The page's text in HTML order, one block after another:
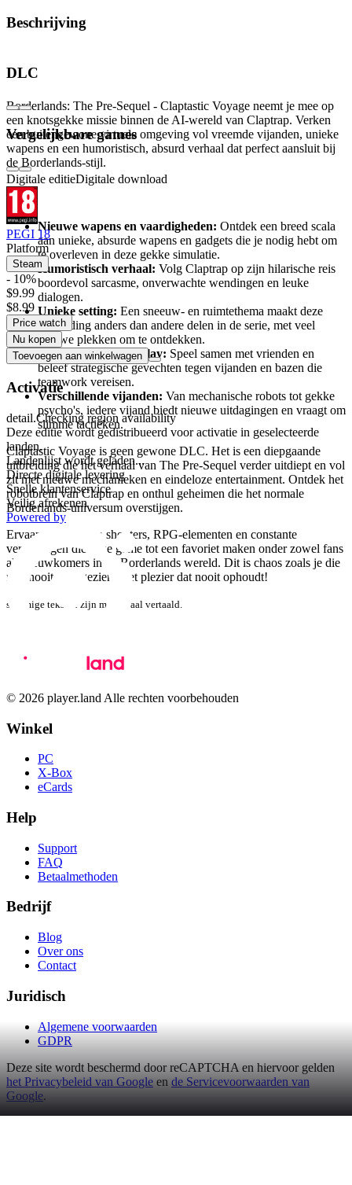
Beschrijving
avontuur!
Borderlands: The Pre-Sequel - Claptastic Voyage neemt je mee op
een knotsgekke missie binnen de AI-wereld van Claptrap. Verken
een buitengewone virtuele omgeving vol vreemde vijanden, unieke
wapens en een humoristisch, absurd verhaal dat perfect aansluit bij
de Borderlands-stijl.
Belangrijkste kenmerken:
Nieuwe wapens en vaardigheden: Ontdek een breed scala
aan unieke, absurde wapens en gadgets die je nodig hebt om
te overleven in deze gekke simulatie.
Humoristisch verhaal: Volg Claptrap op zijn hilarische reis
boordevol sarcasme, onverwachte wendingen en leuke
dialogen.
Unieke setting: Een sneeuw- en ruimtethema maakt deze
uitbreiding anders dan andere delen in de serie, met veel
nieuwe plekken om te ontdekken.
Coöperatieve gameplay: Speel samen met vrienden en
beleef strategische gevechten tegen vijanden en bazen die
teamwork vereisen.
Verschillende vijanden: Van mechanische robots tot gekke
psycho's, iedere vijand biedt nieuwe uitdagingen en vraagt om
slimme tactieken.
Claptastic Voyage is geen gewone DLC. Het is een diepgaande
uitbreiding die het verhaal van The Pre-Sequel verder uitdiept en vol
zit met nieuwe mechanieken en eindeloze entertainment. Ontdek het
robotbrein van Claptrap en onthul geheimen die het normale
Borderlands-universum overstijgen.
Ervaar een mix van shooters, RPG-elementen en constante
verrassingen die deze game tot een favoriet maken onder zowel fans
als nieuwkomers in de Borderlands wereld. Dit is chaos zoals je die
nog nooit hebt gezien, met plezier dat nooit ophoudt!
sommige teksten zijn machinaal vertaald.
DLC
Vergelijkbare games
Digitale editieDigitale download
PEGI 18
Platform
Steam
- 10%
$9.99
$8.99
Price watch
Nu kopen
Toevoegen aan winkelwagen
Activatie
detail.Checking region availability
Deze editie wordt gedistribueerd voor activatie in geselecteerde
landen.
Landenlijst wordt geladen...
Directe digitale levering
Snelle klantenservice
Veilig afrekenen
Powered by
© 2026 player.land Alle rechten voorbehouden
Winkel
PC
X-Box
eCards
Help
Support
FAQ
Betaalmethoden
Bedrijf
Blog
Over ons
Contact
Juridisch
Algemene voorwaarden
GDPR
Deze site wordt beschermd door reCAPTCHA en hiervoor gelden
het Privacybeleid van Google en de Servicevoorwaarden van
Google.